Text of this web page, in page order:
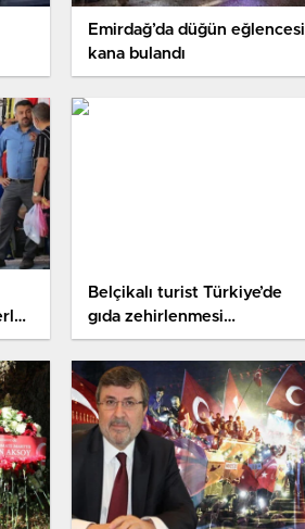
Emirdağ’da düğün eğlencesi
kana bulandı
Belçikalı turist Türkiye’de
gıda zehirlenmesi
şüphesiyle hastanelik oldu